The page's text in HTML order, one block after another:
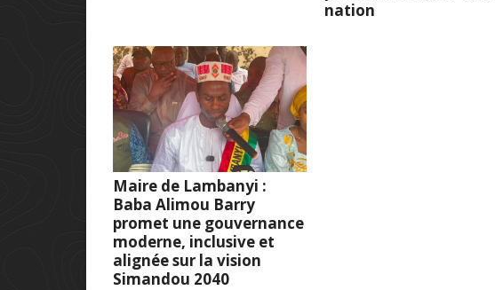
nation
Maire de Lambanyi :
Baba Alimou Barry
promet une gouvernance
moderne, inclusive et
alignée sur la vision
Simandou 2040